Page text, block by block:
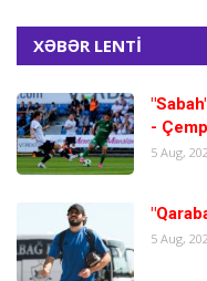
XƏBƏR LENTİ
-
5 Aug,
5 Aug,